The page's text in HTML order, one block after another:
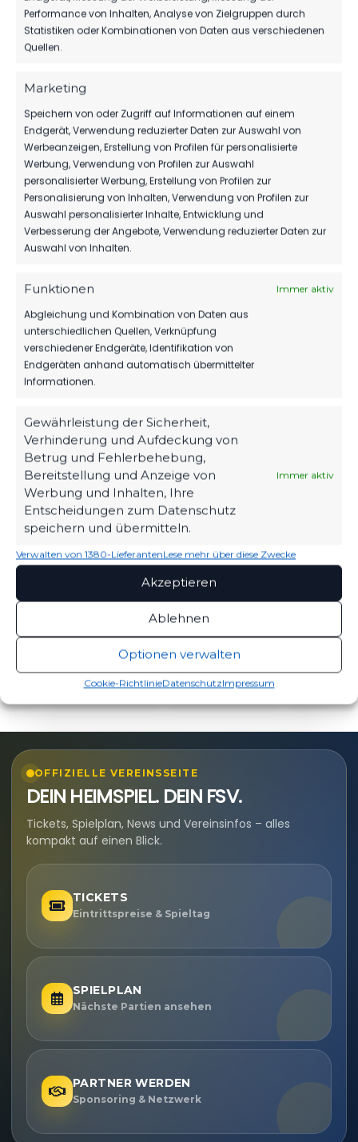
Performance von Inhalten, Analyse von Zielgruppen durch
Statistiken oder Kombinationen von Daten aus verschiedenen
Quellen.
Marketing
Speichern von oder Zugriff auf Informationen auf einem
Endgerät, Verwendung reduzierter Daten zur Auswahl von
Werbeanzeigen, Erstellung von Profilen für personalisierte
Werbung, Verwendung von Profilen zur Auswahl
personalisierter Werbung, Erstellung von Profilen zur
Personalisierung von Inhalten, Verwendung von Profilen zur
Auswahl personalisierter Inhalte, Entwicklung und
Verbesserung der Angebote, Verwendung reduzierter Daten zur
Auswahl von Inhalten.
Funktionen Immer aktiv
Abgleichung und Kombination von Daten aus
unterschiedlichen Quellen, Verknüpfung
verschiedener Endgeräte, Identifikation von
Endgeräten anhand automatisch übermittelter
Informationen.
Gewährleistung der Sicherheit,
Verhinderung und Aufdeckung von
Betrug und Fehlerbehebung,
Bereitstellung und Anzeige von
Werbung und Inhalten, Ihre
Entscheidungen zum Datenschutz
speichern und übermitteln.
Immer aktiv
Verwalten von 1380-LieferantenLese mehr über diese Zwecke
Akzeptieren
Ablehnen
Optionen verwalten
Cookie-RichtlinieDatenschutzImpressum
0 0
0
0
DATUM BEGEGNUNG ERGEBNIS
SA.., 27.
AUG.
Uhr
FC
ÄHNLICHE BEITRÄGE
FC Schwedt 02 vs FSV 63
Ähnlicher Beitrag Ähnlicher Beitrag
FC Energie Cottbus vs FSV
63 Luckenwalde B-Jugend
16. Juni 2024
Ähnlicher Beitrag
OFFIZIELLE VEREINSSEITE
DEIN HEIMSPIEL. DEIN FSV.
Tickets, Spielplan, News und Vereinsinfos – alles
kompakt auf einen Blick.
TICKETS
Eintrittspreise & Spieltag
SPIELPLAN
Nächste Partien ansehen
PARTNER WERDEN
Sponsoring & Netzwerk